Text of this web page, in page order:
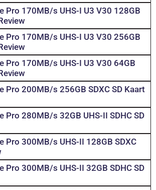
Pro 170MB/s UHS-I U3 V30 128GB
Pro 170MB/s UHS-I U3 V30 256GB
Pro 170MB/s UHS-I U3 V30 64GB
Pro 200MB/s 256GB SDXC SD Kaart
Pro 280MB/s 32GB UHS-II SDHC SD
Pro 300MB/s UHS-II 128GB SDXC
Pro 300MB/s UHS-II 32GB SDHC SD